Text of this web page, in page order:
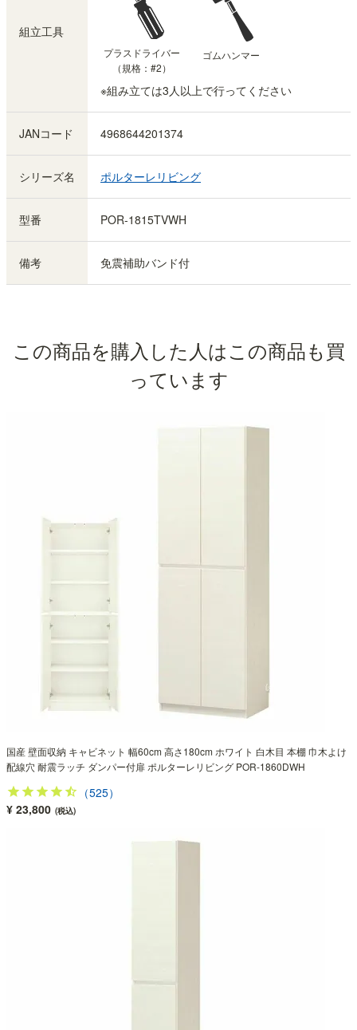
組立工具
プラスドライバー
（規格：#2）
ゴムハンマー
※組み立ては3人以上で行ってください
JANコード 4968644201374
シリーズ名 ポルターレリビング
型番 POR-1815TVWH
備考 免震補助バンド付
この商品を購入した人はこの商品も買
っています
国産 壁面収納 キャビネット 幅60cm 高さ180cm ホワイト 白木目 本棚 巾木よけ
配線穴 耐震ラッチ ダンパー付扉 ポルターレリビング POR-1860DWH
（525）
¥ 23,800 (税込)